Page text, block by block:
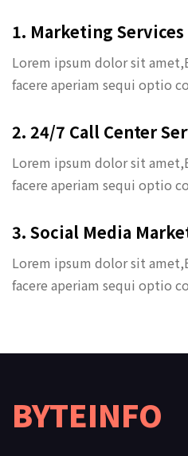
1. Marketing Services
Lorem ipsum dolor sit
facere aperiam sequi optio
2. 24/7 Call Center
Lorem ipsum dolor sit
facere aperiam sequi optio
3. Social Media
Lorem ipsum dolor sit
facere aperiam sequi optio
BYTEINFO